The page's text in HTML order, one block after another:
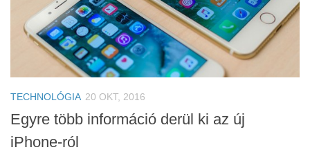
TECHNOLÓGIA 20 OKT, 2016
Egyre több információ derül ki az új
iPhone-ról